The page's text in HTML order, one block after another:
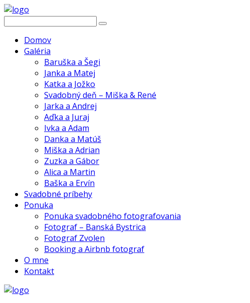
Domov
Galéria
Baruška a Šegi
Janka a Matej
Katka a Jožko
Svadobný deň – Miška & René
Jarka a Andrej
Aďka a Juraj
Ivka a Adam
Danka a Matúš
Miška a Adrian
Zuzka a Gábor
Alica a Martin
Baška a Ervín
Svadobné príbehy
Ponuka
Ponuka svadobného fotografovania
Fotograf – Banská Bystrica
Fotograf Zvolen
Booking a Airbnb fotograf
O mne
Kontakt